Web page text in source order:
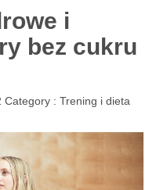
i
bez cukru
Category : Trening i dieta